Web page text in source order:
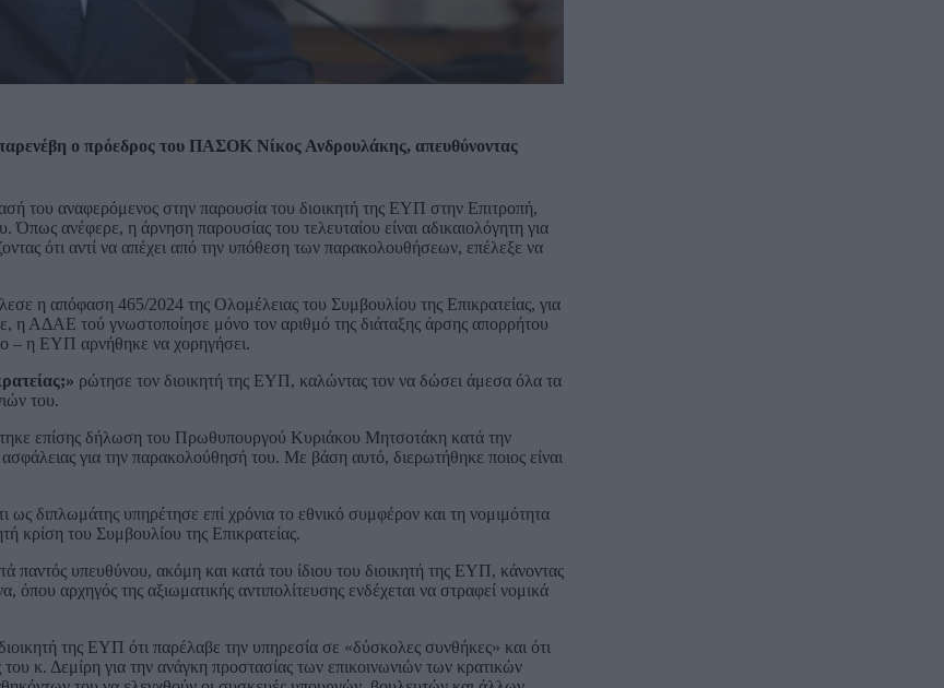
ο πρόεδρος του ΠΑΣΟΚ Νίκος Ανδρουλάκης, απευθύνοντας
του αναφερόμενος στην παρουσία του διοικητή της ΕΥΠ στην Επιτροπή,
ανέφερε, η άρνηση παρουσίας του τελευταίου είναι αδικαιολόγητη για
ότι αντί να απέχει από την υπόθεση των παρακολουθήσεων, επέλεξε να
η απόφαση 465/2024 της Ολομέλειας του Συμβουλίου της Επικρατείας, για
η ΑΔΑΕ τού γνωστοποίησε μόνο τον αριθμό της διάταξης άρσης απορρήτου
– η ΕΥΠ αρνήθηκε να χορηγήσει.
ρώτησε τον διοικητή της ΕΥΠ, καλώντας τον να δώσει άμεσα όλα τα
του.
επίσης δήλωση του Πρωθυπουργού Κυριάκου Μητσοτάκη κατά την
για την παρακολούθησή του. Με βάση αυτό, διερωτήθηκε ποιος είναι
διπλωμάτης υπηρέτησε επί χρόνια το εθνικό συμφέρον και τη νομιμότητα
κρίση του Συμβουλίου της Επικρατείας.
παντός υπευθύνου, ακόμη και κατά του ίδιου του διοικητή της ΕΥΠ, κάνοντας
αρχηγός της αξιωματικής αντιπολίτευσης ενδέχεται να στραφεί νομικά
της ΕΥΠ ότι παρέλαβε την υπηρεσία σε «δύσκολες συνθήκες» και ότι
κ. Δεμίρη για την ανάγκη προστασίας των επικοινωνιών των κρατικών